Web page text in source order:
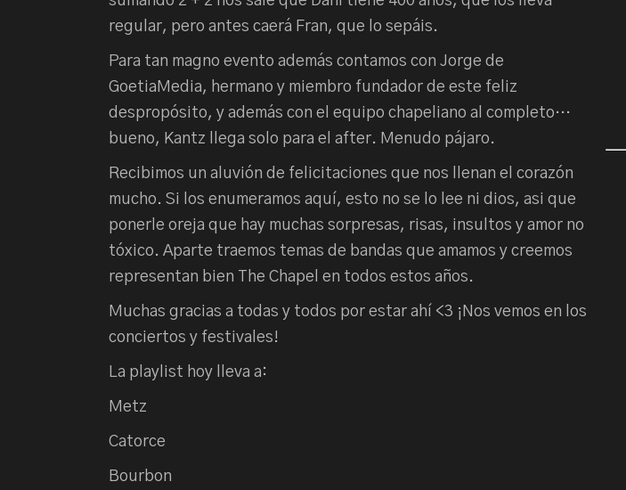
regular, pero antes caerá Fran, que lo sepáis.
Para tan magno evento además contamos con Jorge de
GoetiaMedia, hermano y miembro fundador de este feliz
despropósito, y además con el equipo chapeliano al completo…
bueno, Kantz llega solo para el after. Menudo pájaro.
Recibimos un aluvión de felicitaciones que nos llenan el corazón
mucho. Si los enumeramos aquí, esto no se lo lee ni dios, asi que
ponerle oreja que hay muchas sorpresas, risas, insultos y amor no
tóxico. Aparte traemos temas de bandas que amamos y creemos
representan bien The Chapel en todos estos años.
Muchas gracias a todas y todos por estar ahí <3 ¡Nos vemos en los
conciertos y festivales!
La playlist hoy lleva a:
Metz
Catorce
Bourbon